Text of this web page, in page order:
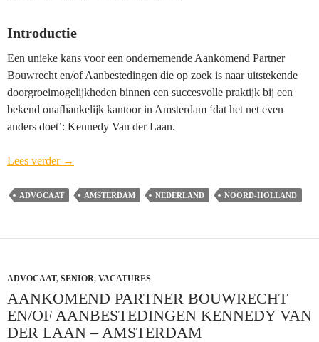
Introductie
Een unieke kans voor een ondernemende Aankomend Partner
Bouwrecht en/of Aanbestedingen die op zoek is naar uitstekende
doorgroeimogelijkheden binnen een succesvolle praktijk bij een
bekend onafhankelijk kantoor in Amsterdam ‘dat het net even
anders doet’: Kennedy Van der Laan.
Lees verder Aankomend
Bouwrecht
der
Laan
–
Amsterdam
→
ADVOCAAT AMSTERDAM NEDERLAND NOORD-HOLLAND
ADVOCAAT, SENIOR, VACATURES
AANKOMEND PARTNER BOUWRECHT
EN/OF AANBESTEDINGEN KENNEDY VAN
DER LAAN – AMSTERDAM